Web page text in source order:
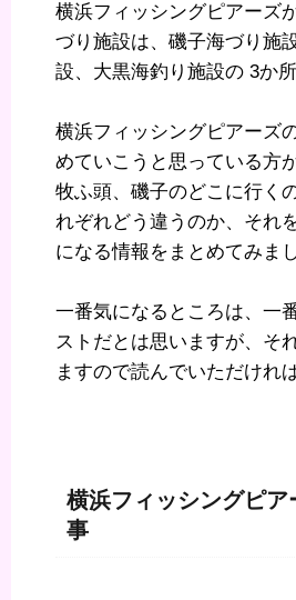
横浜フィッシングピアーズ
づり施設は、磯子海づり施
設、大黒海釣り施設の 3か所
横浜フィッシングピアーズ
めていこうと思っている方
牧ふ頭、磯子のどこに行く
れぞれどう違うのか、それ
になる情報をまとめてみまし
一番気になるところは、一
ストだとは思いますが、そ
ますので読んでいただけれ
横浜フィッシングピア
事